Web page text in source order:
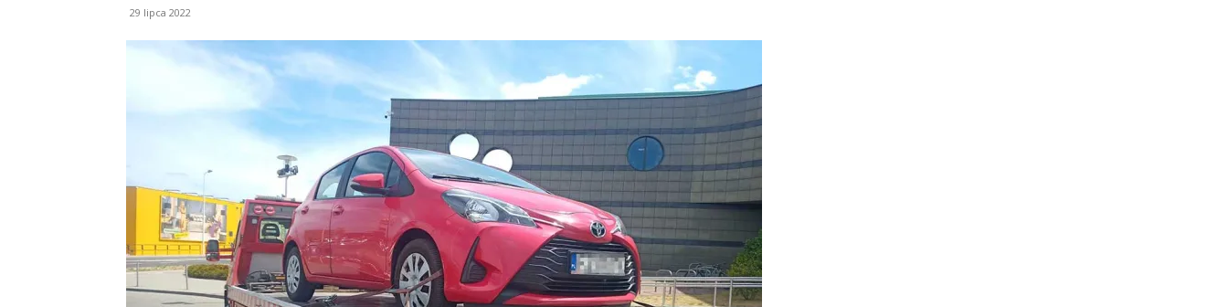
29 lipca 2022